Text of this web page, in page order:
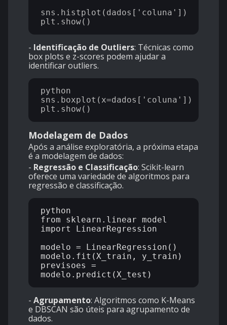
sns.histplot(dados['coluna'])
- Identificação de Outliers: Técnicas como
box plots e z-scores podem ajudar a
identificar outliers.
python
sns.boxplot(x=dados['coluna'])
Modelagem de Dados
Após a análise exploratória, a próxima etapa
é a modelagem de dados:
- Regressão e Classificação: Scikit-learn
oferece uma variedade de algoritmos para
regressão e classificação.
python
from sklearn.linear_model
import LinearRegression
modelo = LinearRegression()
modelo.fit(X_train, y_train)
previsoes =
- Agrupamento: Algoritmos como K-Means
e DBSCAN são úteis para agrupamento de
dados.